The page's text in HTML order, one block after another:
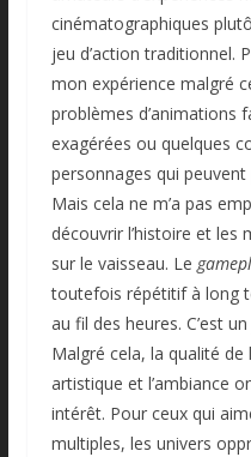
cinématographiques
jeu d’action traditionnel.
mon expérience malgré
problèmes d’animations
exagérées ou quelques
personnages qui
Mais cela ne m’a pas
découvrir l’histoire et les
sur le vaisseau. Le
toutefois répétitif à long
au fil des heures. C’est
Malgré cela, la qualité
artistique et l’ambiance
intérêt. Pour ceux qui
multiples, les univers